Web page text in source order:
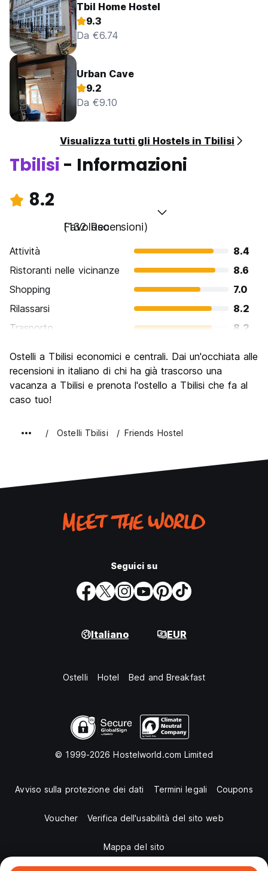
Tbil Home Hostel
9.3
Da €6.74
Urban Cave
9.2
Da €9.10
Visualizza tutti gli Hostels in Tbilisi
Tbilisi - Informazioni
8.2
Favoloso
(132 Recensioni)
Attività
8.4
Ristoranti nelle vicinanze
8.6
Shopping
7.0
Rilassarsi
8.2
Trasporto
8.2
Luoghi di interesse culturale
Festa / Vita notturna
7.5
Qualita' Prezzo
Ostelli a Tbilisi economici e centrali. Dai un'occhiata alle
recensioni in italiano di chi ha già trascorso una
vacanza a Tbilisi e prenota l'ostello a Tbilisi che fa al
caso tuo!
Ostelli Tbilisi Friends Hostel
Seguici su
Italiano EUR
Ostelli Hotel Bed and Breakfast
© 1999-2026 Hostelworld.com Limited
Avviso sulla protezione dei dati Termini legali Coupons
Voucher Verifica dell'usabilità del sito web
Mappa del sito